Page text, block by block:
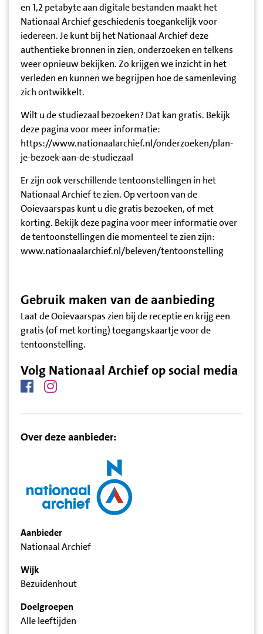
en 1,2 petabyte aan digitale bestanden maakt het
Nationaal Archief geschiedenis toegankelijk voor
iedereen. Je kunt bij het Nationaal Archief deze
authentieke bronnen in zien, onderzoeken en telkens
weer opnieuw bekijken. Zo krijgen we inzicht in het
verleden en kunnen we begrijpen hoe de samenleving
zich ontwikkelt.
Wilt u de studiezaal bezoeken? Dat kan gratis. Bekijk
deze pagina voor meer informatie:
https://www.nationaalarchief.nl/onderzoeken/plan-
je-bezoek-aan-de-studiezaal
Er zijn ook verschillende tentoonstellingen in het
Nationaal Archief te zien. Op vertoon van de
Ooievaarspas kunt u die gratis bezoeken, of met
korting. Bekijk deze pagina voor meer informatie over
de tentoonstellingen die momenteel te zien zijn:
www.nationaalarchief.nl/beleven/tentoonstelling
Gebruik maken van de aanbieding
Laat de Ooievaarspas zien bij de receptie en krijg een
gratis (of met korting) toegangskaartje voor de
tentoonstelling.
Volg Nationaal Archief op social media
Over deze aanbieder:
Aanbieder
Nationaal Archief
Wijk
Bezuidenhout
Doelgroepen
Alle leeftijden